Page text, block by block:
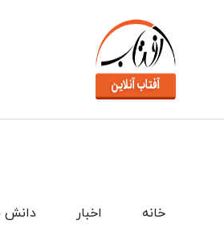
دانش اخبار خانه